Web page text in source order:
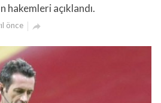
hakemleri açıklandı.
önce 